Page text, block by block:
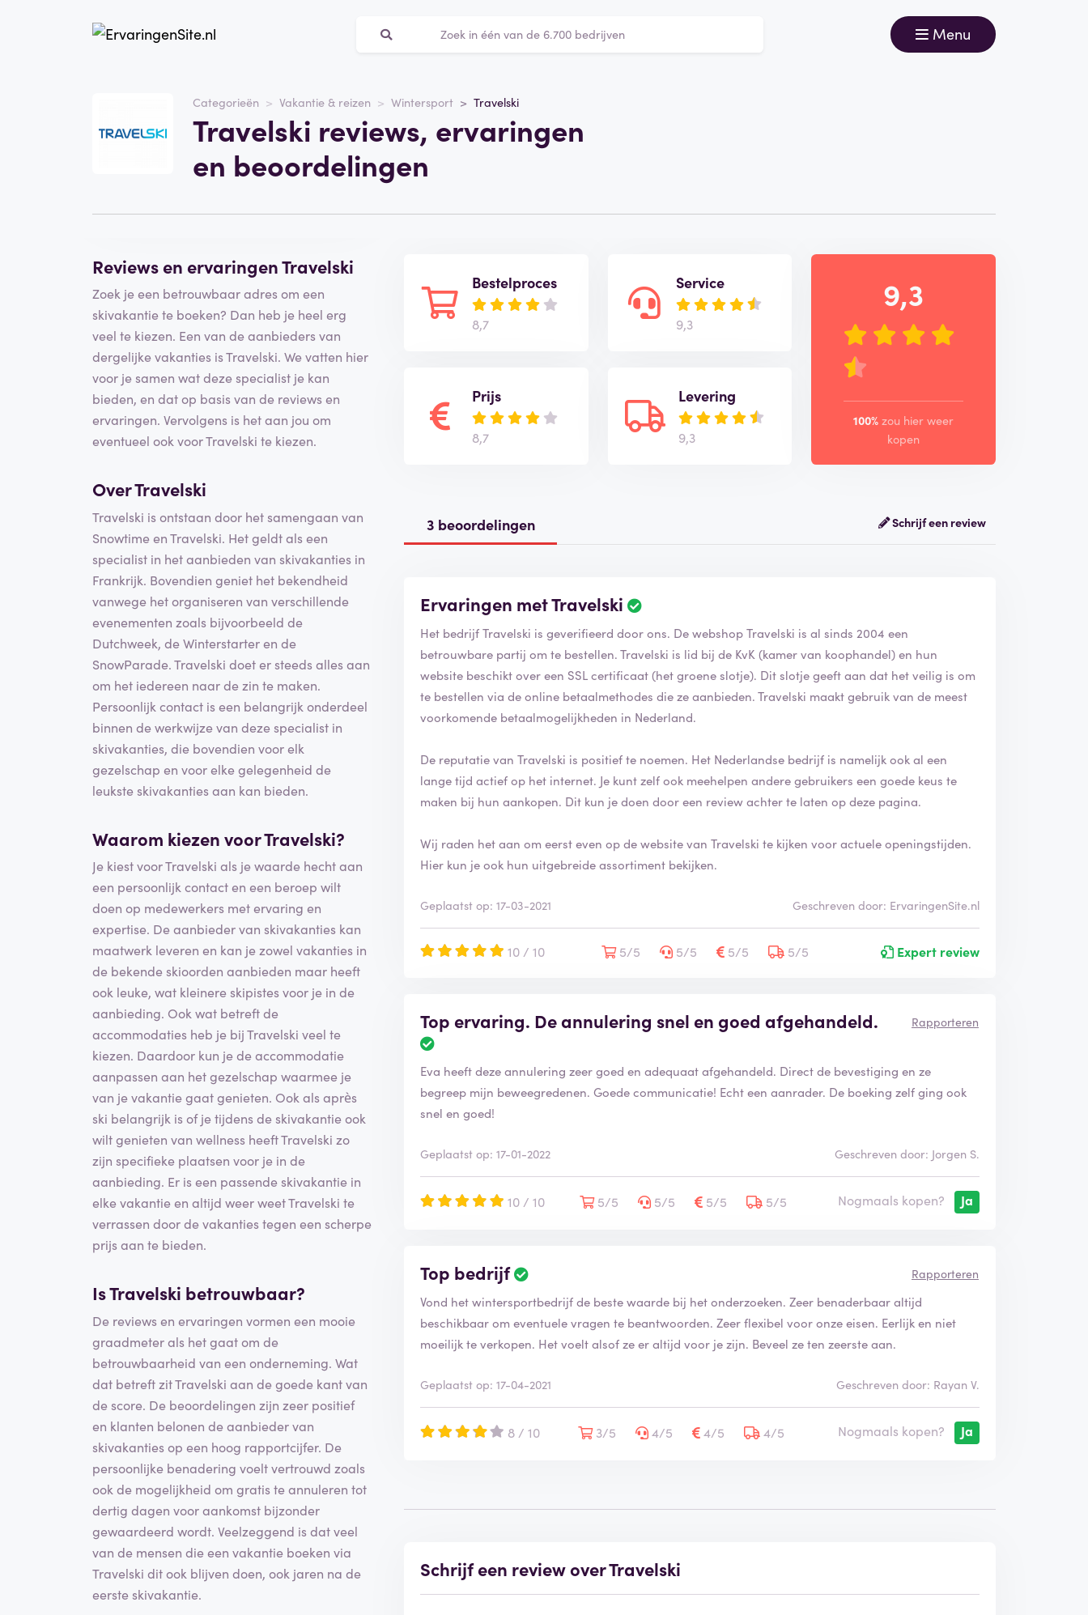
Menu
Categorieën Vakantie & reizen Wintersport Travelski
Travelski reviews, ervaringen
en beoordelingen
Travelski
Categorie
Vakantie & reizen
Reviews en ervaringen Travelski
Zoek je een betrouwbaar adres om een
skivakantie te boeken? Dan heb je heel erg
veel te kiezen. Een van de aanbieders van
dergelijke vakanties is Travelski. We vatten hier
voor je samen wat deze specialist je kan
bieden, en dat op basis van de reviews en
ervaringen. Vervolgens is het aan jou om
eventueel ook voor Travelski te kiezen.
Over Travelski
Travelski is ontstaan door het samengaan van
Snowtime en Travelski. Het geldt als een
specialist in het aanbieden van skivakanties in
Frankrijk. Bovendien geniet het bekendheid
vanwege het organiseren van verschillende
evenementen zoals bijvoorbeeld de
Dutchweek, de Winterstarter en de
SnowParade. Travelski doet er steeds alles aan
om het iedereen naar de zin te maken.
Persoonlijk contact is een belangrijk onderdeel
binnen de werkwijze van deze specialist in
skivakanties, die bovendien voor elk
gezelschap en voor elke gelegenheid de
leukste skivakanties aan kan bieden.
Waarom kiezen voor Travelski?
Je kiest voor Travelski als je waarde hecht aan
een persoonlijk contact en een beroep wilt
doen op medewerkers met ervaring en
expertise. De aanbieder van skivakanties kan
maatwerk leveren en kan je zowel vakanties in
de bekende skioorden aanbieden maar heeft
ook leuke, wat kleinere skipistes voor je in de
aanbieding. Ook wat betreft de
accommodaties heb je bij Travelski veel te
kiezen. Daardoor kun je de accommodatie
aanpassen aan het gezelschap waarmee je
van je vakantie gaat genieten. Ook als après
ski belangrijk is of je tijdens de skivakantie ook
wilt genieten van wellness heeft Travelski zo
zijn specifieke plaatsen voor je in de
aanbieding. Er is een passende skivakantie in
elke vakantie en altijd weer weet Travelski te
verrassen door de vakanties tegen een scherpe
prijs aan te bieden.
Is Travelski betrouwbaar?
De reviews en ervaringen vormen een mooie
graadmeter als het gaat om de
betrouwbaarheid van een onderneming. Wat
dat betreft zit Travelski aan de goede kant van
de score. De beoordelingen zijn zeer positief
en klanten belonen de aanbieder van
skivakanties op een hoog rapportcijfer. De
persoonlijke benadering voelt vertrouwd zoals
ook de mogelijkheid om gratis te annuleren tot
dertig dagen voor aankomst bijzonder
gewaardeerd wordt. Veelzeggend is dat veel
van de mensen die een vakantie boeken via
Travelski dit ook blijven doen, ook jaren na de
eerste skivakantie.
Bestelproces
8,7
Prijs
8,7
Service
9,3
Levering
9,3
9,3
100% zou hier weer
kopen
3 beoordelingen Schrijf een review
Ervaringen met Travelski
Het bedrijf Travelski is geverifieerd door ons. De webshop Travelski is al sinds 2004 een
betrouwbare partij om te bestellen. Travelski is lid bij de KvK (kamer van koophandel) en hun
website beschikt over een SSL certificaat (het groene slotje). Dit slotje geeft aan dat het veilig is om
te bestellen via de online betaalmethodes die ze aanbieden. Travelski maakt gebruik van de meest
voorkomende betaalmogelijkheden in Nederland.
De reputatie van Travelski is positief te noemen. Het Nederlandse bedrijf is namelijk ook al een
lange tijd actief op het internet. Je kunt zelf ook meehelpen andere gebruikers een goede keus te
maken bij hun aankopen. Dit kun je doen door een review achter te laten op deze pagina.
Wij raden het aan om eerst even op de website van Travelski te kijken voor actuele openingstijden.
Hier kun je ook hun uitgebreide assortiment bekijken.
Geplaatst op: 17-03-2021 Geschreven door: ErvaringenSite.nl
10 / 10 5/5 5/5 5/5 5/5 Expert review
Top ervaring. De annulering snel en goed afgehandeld. Rapporteren
Eva heeft deze annulering zeer goed en adequaat afgehandeld. Direct de bevestiging en ze
begreep mijn beweegredenen. Goede communicatie! Echt een aanrader. De boeking zelf ging ook
snel en goed!
Geplaatst op: 17-01-2022 Geschreven door: Jorgen S.
10 / 10 5/5 5/5 5/5 5/5 Nogmaals kopen? Ja
Top bedrijf Rapporteren
Vond het wintersportbedrijf de beste waarde bij het onderzoeken. Zeer benaderbaar altijd
beschikbaar om eventuele vragen te beantwoorden. Zeer flexibel voor onze eisen. Eerlijk en niet
moeilijk te verkopen. Het voelt alsof ze er altijd voor je zijn. Beveel ze ten zeerste aan.
Geplaatst op: 17-04-2021 Geschreven door: Rayan V.
8 / 10 3/5 4/5 4/5 4/5 Nogmaals kopen? Ja
Schrijf een review over Travelski